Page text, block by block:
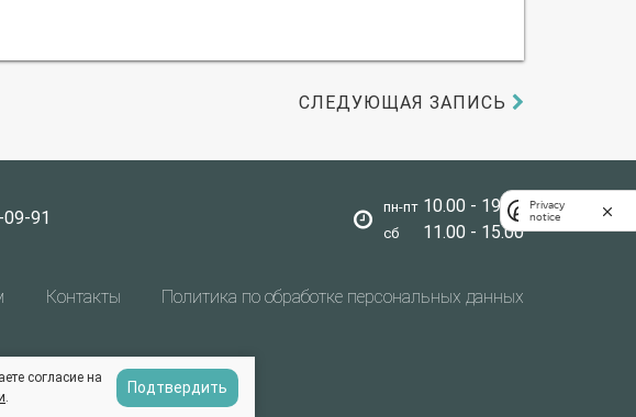
СЛЕДУЮЩАЯ ЗАПИСЬ
91
пн-пт 10.00 - 19.00
сб 11.00 - 15.00
Контакты Политика по обработке персональных данных
- 2026
согласие на
.
Подтвердить
Privacy
notice